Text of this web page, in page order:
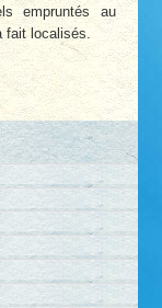
empruntés au
fait localisés.